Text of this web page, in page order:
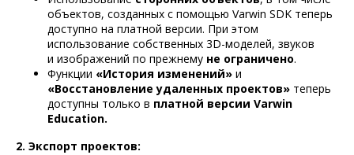
объектов, созданных с помощью Varwin SDK теперь
доступно на платной версии. При этом
использование собственных 3D-моделей, звуков
и изображений по прежнему не ограничено.
Функции «История изменений» и
«Восстановление удаленных проектов» теперь
доступны только в платной версии Varwin
Education.
2. Экспорт проектов: